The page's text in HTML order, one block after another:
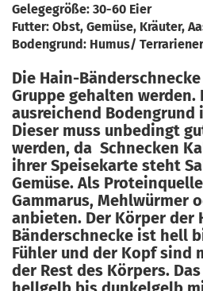
Gelegegröße: 30-60 Eier
Futter: Obst, Gemüse, Kräuter,
Bodengrund: Humus/
Die Hain-
Gruppe gehalten werden.
ausreichend Bodengrund
Dieser muss unbedingt
werden, da Schnecken
ihrer Speisekarte steht
Gemüse. Als
Gammarus, Mehlwürmer
anbieten. Der Körper der
Bänderschnecke ist hell
Fühler und der Kopf sind
der Rest des Körpers.